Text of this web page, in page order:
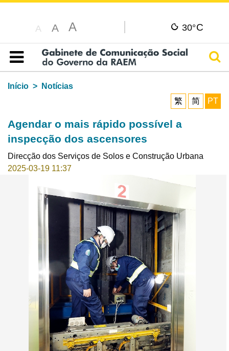
A A A 30°C
Índice
Início
Notícias
繁
简 PT
Agendar o mais rápido possível a
inspecção dos ascensores
Direcção dos Serviços de Solos e Construção Urbana
2025-03-19 11:37